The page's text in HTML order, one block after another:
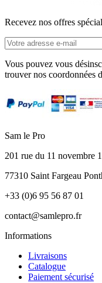
Recevez nos offres
Vous pouvez vous
trouver nos coordonnées
Sam le Pro
201 rue du 11 novembre
77310 Saint Fargeau
+33 (0)6 95 56 87 01
contact@samlepro.fr
Informations
Livraisons
Catalogue
Paiement sécurisé